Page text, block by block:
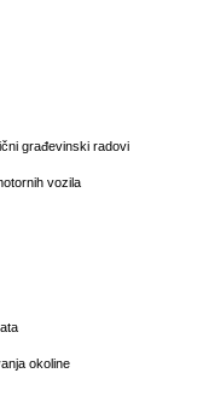
građevinski radovi
vozila
okoline